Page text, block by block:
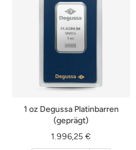
1 oz Degussa Platinbarren
(geprägt)
1.996,25 €